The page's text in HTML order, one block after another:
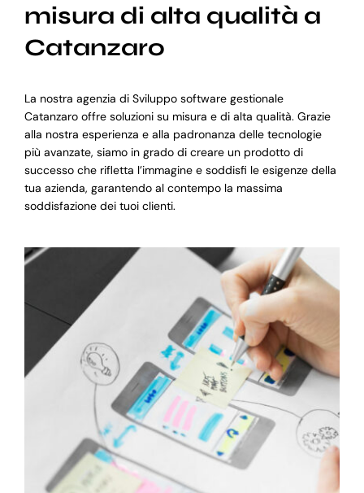
misura di alta qualità a
Catanzaro
La nostra agenzia di Sviluppo software gestionale
Catanzaro offre soluzioni su misura e di alta qualità. Grazie
alla nostra esperienza e alla padronanza delle tecnologie
più avanzate, siamo in grado di creare un prodotto di
successo che rifletta l’immagine e soddisfi le esigenze della
tua azienda, garantendo al contempo la massima
soddisfazione dei tuoi clienti.